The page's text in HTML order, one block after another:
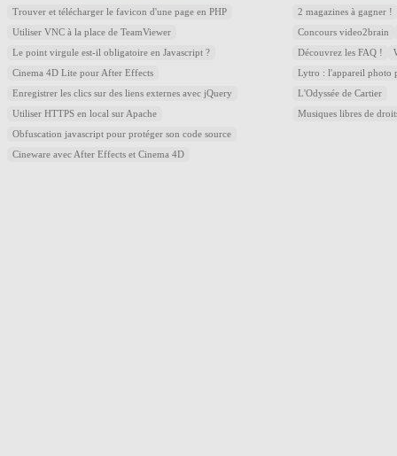
Trouver et télécharger le favicon d'une page en PHP
Utiliser VNC à la place de TeamViewer
Le point virgule est-il obligatoire en Javascript ?
Cinema 4D Lite pour After Effects
Enregistrer les clics sur des liens externes avec jQuery
Utiliser HTTPS en local sur Apache
Obfuscation javascript pour protéger son code source
Cineware avec After Effects et Cinema 4D
2 magazines à gagner !
Concours video2brain
Découvrez les FAQ !
Lytro : l'appareil photo
L'Odyssée de Cartier
Musiques libres de